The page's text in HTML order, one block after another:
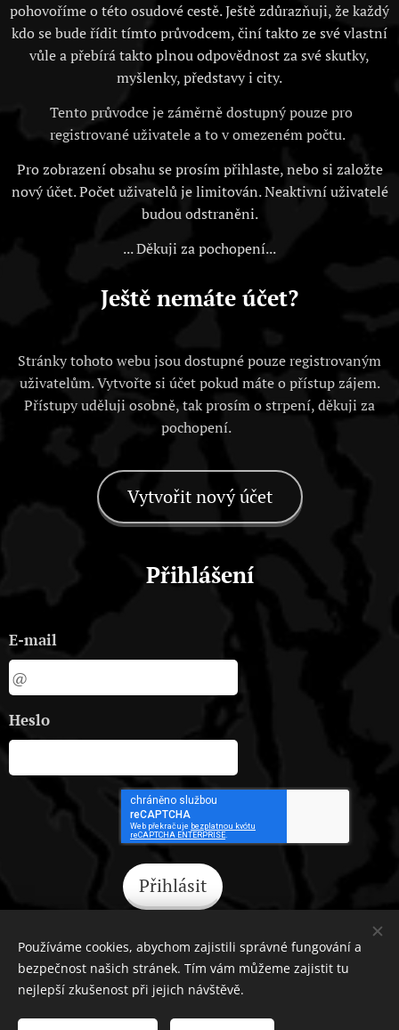
pohovoříme o této osudové cestě. Ještě zdůrazňuji, že každý
kdo se bude řídit tímto průvodcem, činí takto ze své vlastní
vůle a přebírá takto plnou odpovědnost za své skutky,
myšlenky, představy i city.
Tento průvodce je záměrně dostupný pouze pro
registrované uživatele a to v omezeném počtu.
Pro zobrazení obsahu se prosím přihlaste, nebo si založte
nový účet. Počet uživatelů je limitován. Neaktivní uživatelé
budou odstraněni.
... Děkuji za pochopení...
Ještě nemáte účet?
Stránky tohoto webu jsou dostupné pouze registrovaným
uživatelům. Vytvořte si účet pokud máte o přístup zájem.
Přístupy uděluji osobně, tak prosím o strpení, děkuji za
pochopení.
Vytvořit nový účet
Přihlášení
E-mail
Heslo
Přihlásit
Zapomněli jste heslo?
Používáme cookies, abychom zajistili správné fungování a
bezpečnost našich stránek. Tím vám můžeme zajistit tu
nejlepší zkušenost při jejich návštěvě.